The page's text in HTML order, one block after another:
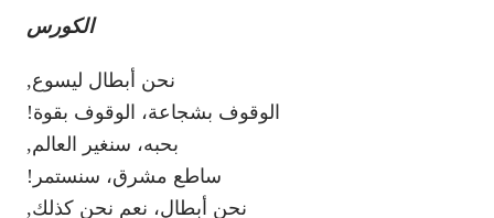
الكورس
نحن أبطال ليسوع,
الوقوف بشجاعة، الوقوف بقوة!
بحبه، سنغير العالم,
ساطع مشرق، سنستمر!
نحن أبطال، نعم نحن كذلك,